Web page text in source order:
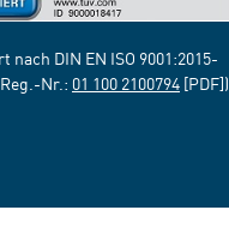
nach DIN EN ISO 9001:2015-
Nr.: 01 100 2100794 [PDF])